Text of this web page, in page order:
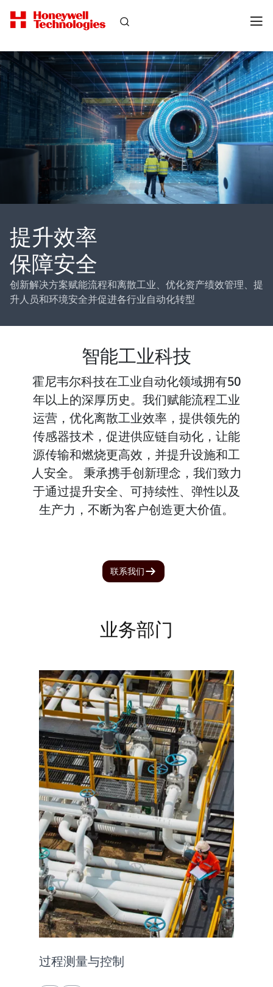
提升效率
保障安全
创新解决方案赋能流程和离散工业、优化资产绩效管理、提
升人员和环境安全并促进各行业自动化转型
智能工业科技
霍尼韦尔科技在工业自动化领域拥有50
年以上的深厚历史。我们赋能流程工业
运营，优化离散工业效率，提供领先的
传感器技术，促进供应链自动化，让能
源传输和燃烧更高效，并提升设施和工
人安全。 秉承携手创新理念，我们致力
于通过提升安全、可持续性、弹性以及
生产力，不断为客户创造更大价值。
联系我们
业务部门
过程测量与控制